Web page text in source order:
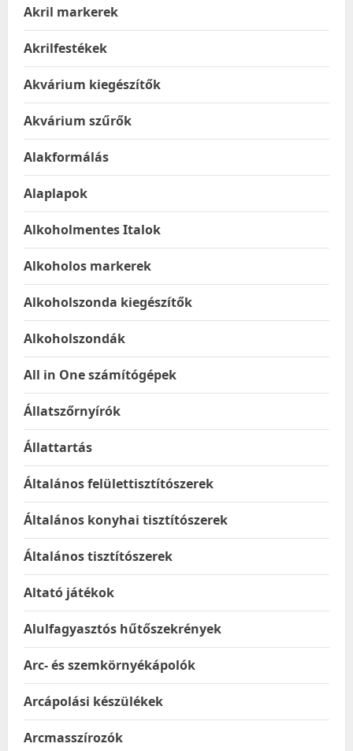
Akril markerek
Akrilfestékek
Akvárium kiegészítők
Akvárium szűrők
Alakformálás
Alaplapok
Alkoholmentes Italok
Alkoholos markerek
Alkoholszonda kiegészítők
Alkoholszondák
All in One számítógépek
Állatszőrnyírók
Állattartás
Általános felülettisztítószerek
Általános konyhai tisztítószerek
Általános tisztítószerek
Altató játékok
Alulfagyasztós hűtőszekrények
Arc- és szemkörnyékápolók
Arcápolási készülékek
Arcmasszírozók